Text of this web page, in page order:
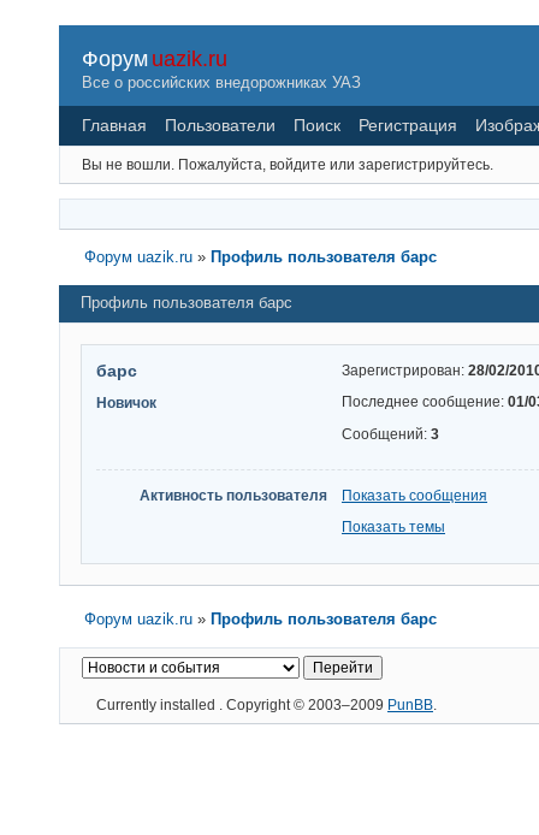
Форум uazik.ru
Все о российских внедорожниках УАЗ
Главная Пользователи Поиск Регистрация
Вы не вошли. Пожалуйста, войдите или зарегистрируйтесь.
Форум uazik.ru » Профиль пользователя барс
Профиль пользователя барс
барс
Новичок
Зарегистрирован: 28/02/
Последнее сообщение: 01/
Сообщений: 3
Активность пользователя
Показать сообщения
Показать темы
Форум uazik.ru » Профиль пользователя барс
Currently installed . Copyright © 2003–2009 PunBB.